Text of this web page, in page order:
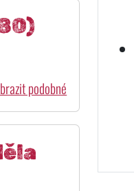
podobné